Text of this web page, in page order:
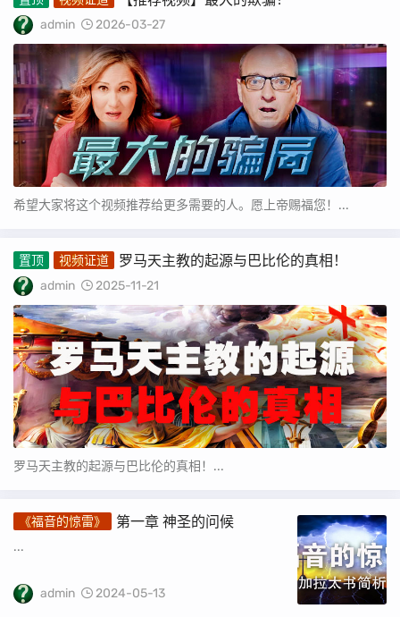
admin 2026-03-27
希望大家将这个视频推荐给更多需要的人。愿上帝赐福您！...
置顶 视频证道 罗马天主教的起源与巴比伦的真相！
admin 2025-11-21
罗马天主教的起源与巴比伦的真相！...
《福音的惊雷》 ​第一章 神圣的问候
...
admin 2024-05-13